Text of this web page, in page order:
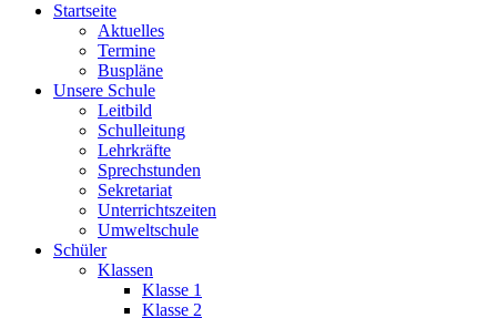
Startseite
Aktuelles
Termine
Buspläne
Unsere Schule
Leitbild
Schulleitung
Lehrkräfte
Sprechstunden
Sekretariat
Unterrichtszeiten
Umweltschule
Schüler
Klassen
Klasse 1
Klasse 2